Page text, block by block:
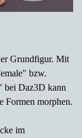
Grundfigur. Mit
bzw.
bei Daz3D kann
Formen morphen.
im